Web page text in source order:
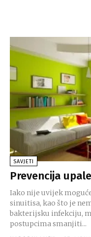
SAVJETI
Prevencija
Iako nije uvijek
sinuitisa, kao što je
bakterijsku infekciju,
postupcima smanjiti...